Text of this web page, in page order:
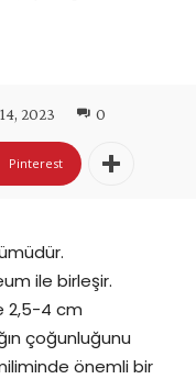
2023 0
Pinterest
ile birleşir.
2,5-4 cm
çoğunluğunu
önemli bir